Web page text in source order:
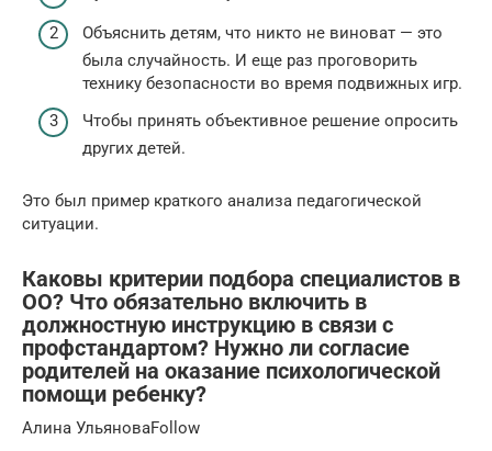
Объяснить детям, что никто не виноват — это
была случайность. И еще раз проговорить
технику безопасности во время подвижных игр.
Чтобы принять объективное решение опросить
других детей.
Это был пример краткого анализа педагогической
ситуации.
Каковы критерии подбора специалистов в
ОО? Что обязательно включить в
должностную инструкцию в связи с
профстандартом? Нужно ли согласие
родителей на оказание психологической
помощи ребенку?
Алина УльяноваFollow